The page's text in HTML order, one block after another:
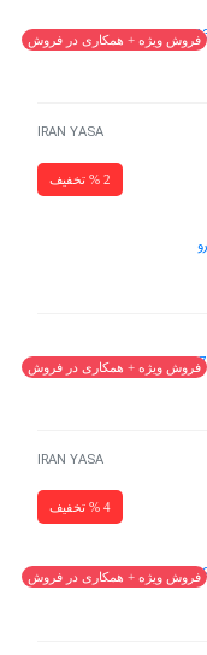
IRAN YASA
2 % تخفیف
فروش ویژه + همکاری در فروش
IRAN YASA
4 % تخفیف
فروش ویژه + همکاری در فروش
فروش ویژه + همکاری در فروش